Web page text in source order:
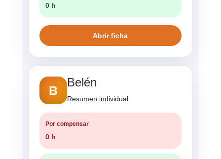
0 h
Abrir ficha
B
Belén
Resumen individual
Por compensar
0 h